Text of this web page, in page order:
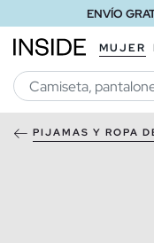
ENVÍO
MUJER
PIJAMAS Y ROPA